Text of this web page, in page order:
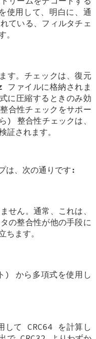
使用して、明白に、通
ている、フィルタチェ
。
す。チェックは、復元
ファイルに格納されま
に圧縮するときのみ効
合性チェックをサポー
) 整合性チェックは、
証されます。
は、次の通りです:
せん。通常、これは、
の整合性が他の手段に
ちます。
から多項式を使用し
して CRC64 を計算し